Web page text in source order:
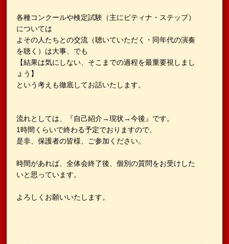
各種コンクールや検定試験（主にピティナ・ステップ）
については
よその人たちとの交流（聴いていただく・同年代の演奏
を聴く）は大事、でも
【結果は気にしない、そこまでの過程を最重要視しまし
ょう】
という考えも徹底してお話いたします。
流れとしては、『自己紹介→現状→今後』です。
1時間くらいで終わる予定でおりますので、
是非、保護者の皆様、ご参加ください。
時間があれば、全体会終了後、個別の質問をお受けした
いと思っています。
よろしくお願いいたします。